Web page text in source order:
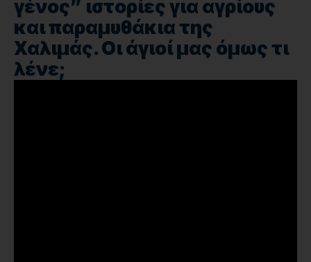
γένος” ιστορίες για αγρίους
και παραμυθάκια της
Χαλιμάς. Οι άγιοί μας όμως τι
λένε;